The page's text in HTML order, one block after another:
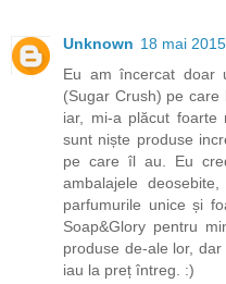
Unknown 18 mai
Eu am încercat doar
(Sugar Crush) pe care
iar, mi-a plăcut foarte
sunt niște produse
pe care îl au. Eu
ambalajele
parfumurile unice și
Soap&Glory pentru
produse de-ale lor,
iau la preț întreg. :)